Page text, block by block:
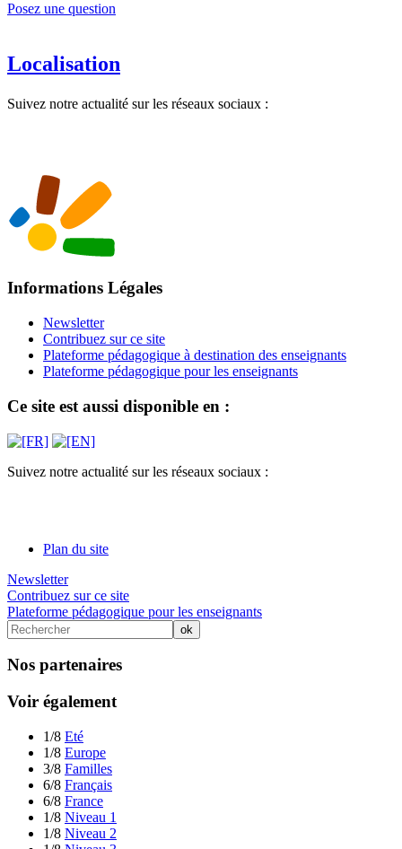
Posez une question
Localisation
Suivez notre actualité sur les réseaux sociaux :
Informations Légales
Newsletter
Contribuez sur ce site
Plateforme pédagogique à destination des enseignants
Plateforme pédagogique pour les enseignants
Ce site est aussi disponible en :
Suivez notre actualité sur les réseaux sociaux :
Plan du site
Newsletter
Contribuez sur ce site
Plateforme pédagogique pour les enseignants
Nos partenaires
Voir également
1/8 Eté
1/8 Europe
3/8 Familles
6/8 Français
6/8 France
1/8 Niveau 1
1/8 Niveau 2